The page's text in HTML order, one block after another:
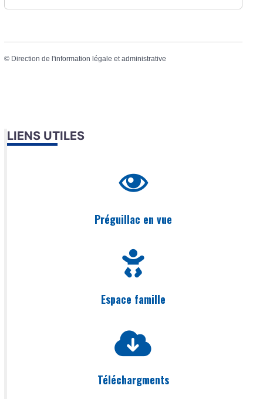
© Direction de l'information légale et administrative
LIENS UTILES
Préguillac en vue
Espace famille
Téléchargments